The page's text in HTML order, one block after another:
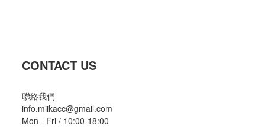
CONTACT US
聯絡我們
info.miikacc@gmail.com
Mon - Fri / 10:00-18:00